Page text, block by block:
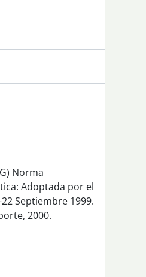
Norma
Adoptada por el
Septiembre 1999.
2000.